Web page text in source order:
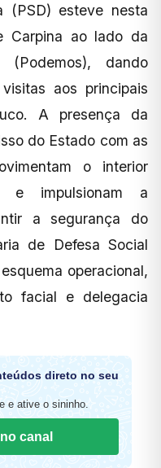
(PSD) esteve nesta
Carpina ao lado da
(Podemos), dando
aos principais
A presença da
do Estado com as
o interior
e impulsionam a
a segurança do
de Defesa Social
operacional,
facial e delegacia
direto no seu
e ative o sininho.
canal